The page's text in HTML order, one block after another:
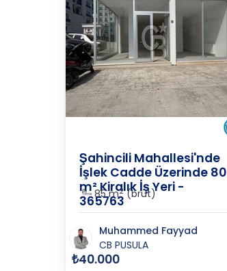
Şahincili Mahallesi'nde
İşlek Cadde Üzerinde 80
m² Kiralık İş Yeri -
365763
85 m2(brüt)
Muhammed Fayyad
CB PUSULA
₺40.000